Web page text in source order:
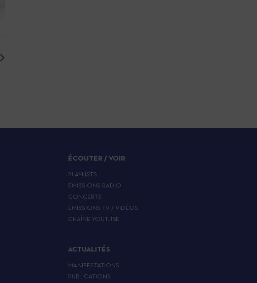
ÉCOUTER / VOIR
PLAYLISTS
EMISSIONS RADIO
CONCERTS
ÉMISSIONS TV / VIDÉOS
CHAÎNE YOUTUBE
ACTUALITÉS
MANIFESTATIONS
PUBLICATIONS